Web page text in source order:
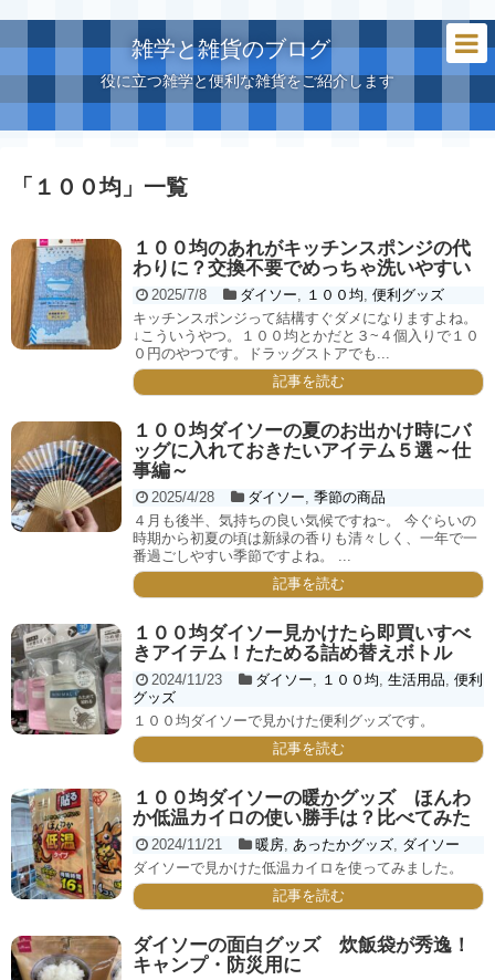
雑学と雑貨のブログ
役に立つ雑学と便利な雑貨をご紹介します
「 １００均 」 一覧
１００均のあれがキッチンスポンジの代
わりに？交換不要でめっちゃ洗いやすい
2025/7/8 ダイソー １００均 便利グッズ
キッチンスポンジって結構すぐダメになりますよね。
↓こういうやつ。１００均とかだと３~４個入りで１０
０円のやつです。ドラッグストアでも...
記事を読む
１００均ダイソーの夏のお出かけ時にバ
ッグに入れておきたいアイテム５選～仕
事編～
2025/4/28 ダイソー 季節の商品
４月も後半、気持ちの良い気候ですね~。 今ぐらいの
時期から初夏の頃は新緑の香りも清々しく、一年で一
番過ごしやすい季節ですよね。 ...
記事を読む
１００均ダイソー見かけたら即買いすべ
きアイテム！たためる詰め替えボトル
2024/11/23 ダイソー １００均 生活用品 便利
グッズ
１００均ダイソーで見かけた便利グッズです。
記事を読む
１００均ダイソーの暖かグッズ ほんわ
か低温カイロの使い勝手は？比べてみた
2024/11/21 暖房, あったかグッズ, ダイソー
ダイソーで見かけた低温カイロを使ってみました。
記事を読む
ダイソーの面白グッズ 炊飯袋が秀逸！
キャンプ・防災用に